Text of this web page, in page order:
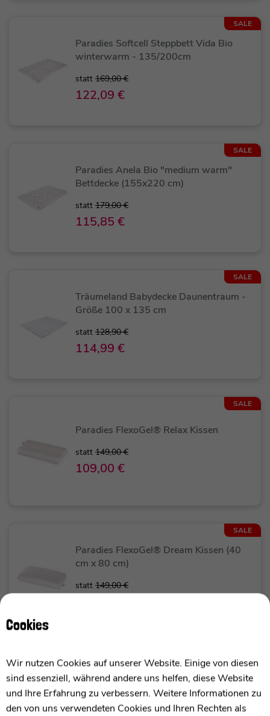
SALE
Paradies Softcell Steppbett Vida Bio
winterwarm - 135/200cm
statt 169,00 €
122,09 €
SALE
Paradies Anela Bio "medium warm"
Bettdecke (155x220 cm)
statt 179,00 €
115,85 €
SALE
Träumeland Babydecke Daunentraum -
Größe 100 x 135 cm
statt 128,90 €
114,99 €
SALE
Paradies FlexoGel® Relax Kissen
statt 149,00 €
109,00 €
SALE
Paradies FlexoGel® Dream Kissen (40
cm x 80 cm)
statt 149,00 €
Paradies Dala Bio - Ganzjahresbettdecke
Kinder/Jugendliche (135x200cm)
statt 179,95 €
Cookies
Wir nutzen Cookies auf unserer Website. Einige von diesen
sind essenziell, während andere uns helfen, diese Website
und Ihre Erfahrung zu verbessern. Weitere Informationen zu
den von uns verwendeten Cookies und Ihren Rechten als